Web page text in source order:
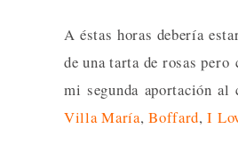
A éstas horas debería
de una tarta de rosas
mi segunda aportación al
Villa María,Boffard,I